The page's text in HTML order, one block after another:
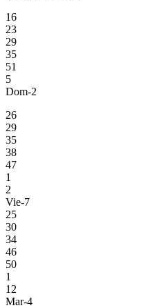
16
23
29
35
51
5
Dom-2
26
29
35
38
47
1
2
Vie-7
25
30
34
46
50
1
12
Mar-4